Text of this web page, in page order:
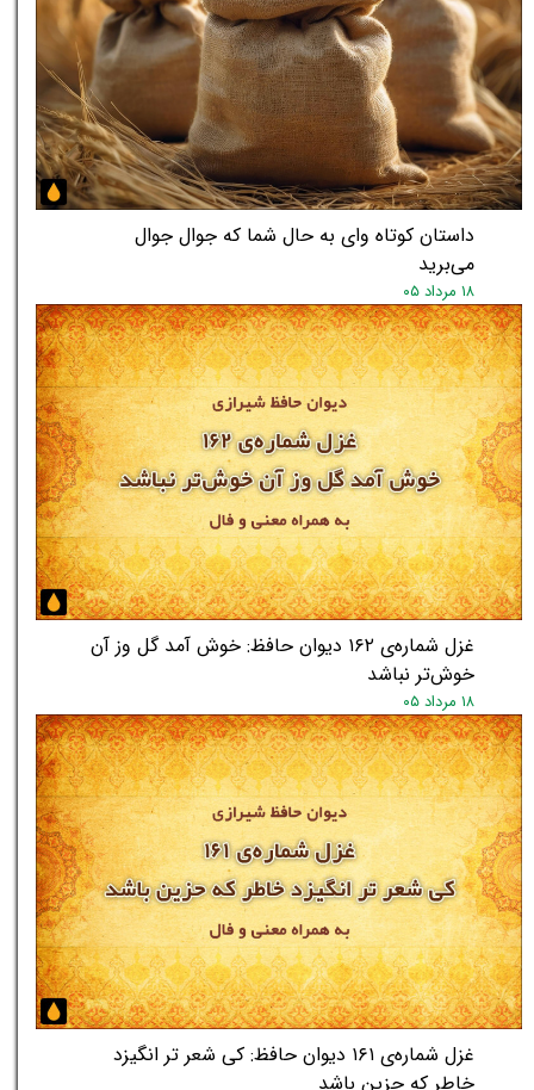
★★
داستان کوتاه وای به حال شما که جوال جوال
می‌برید
۱۸ مرداد ۰۵
غزل شماره‌ی ۱۶۲ دیوان حافظ: خوش آمد گل وز آن
خوش‌تر نباشد
۱۸ مرداد ۰۵
غزل شماره‌ی ۱۶۱ دیوان حافظ: کی شعر تر انگیزد
خاطر که حزین باشد